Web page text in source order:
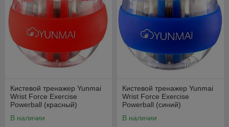
Кистевой тренажер Yunmai
Wrist Force Exercise
Powerball (красный)
В наличии
Кистевой тренажер Yunmai
Wrist Force Exercise
Powerball (синий)
В наличии